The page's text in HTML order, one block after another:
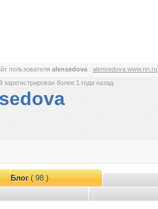
пользователя alensedova : alensedova.www.nn.ru
более 1 года назад
Блог( 98 )